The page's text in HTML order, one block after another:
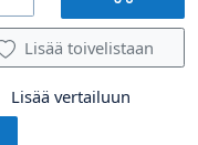
Lisää toivelistaan
Lisää vertailuun